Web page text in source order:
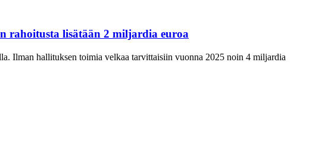
rahoitusta lisätään 2 miljardia euroa
Ilman hallituksen toimia velkaa tarvittaisiin vuonna 2025 noin 4 miljardia